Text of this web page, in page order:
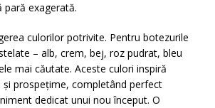
exagerată.
culorilor potrivite. Pentru botezurile
– alb, crem, bej, roz pudrat, bleu
mai căutate. Aceste culori inspiră
prospețime, completând perfect
dedicat unui nou început. O